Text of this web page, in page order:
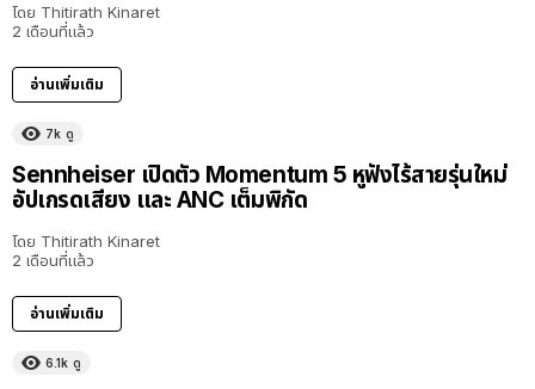
โดย Thitirath Kinaret
2 เดือนที่แล้ว
อ่านเพิ่มเติม
7k ดู
Sennheiser เปิดตัว Momentum 5 หูฟังไร้สายรุ่นใหม่
อัปเกรดเสียง และ ANC เต็มพิกัด
โดย Thitirath Kinaret
2 เดือนที่แล้ว
อ่านเพิ่มเติม
6.1k ดู